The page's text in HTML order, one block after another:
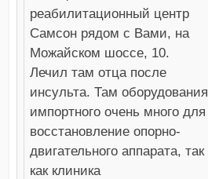
реабилитационный центр
Самсон рядом с Вами, на
Можайском шоссе, 10.
Лечил там отца после
инсульта. Там оборудования
импортного очень много для
восстановление опорно-
двигательного аппарата, так
как клиника